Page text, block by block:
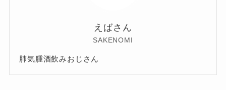
えばさん
SAKENOMI
肺気腫酒飲みおじさん